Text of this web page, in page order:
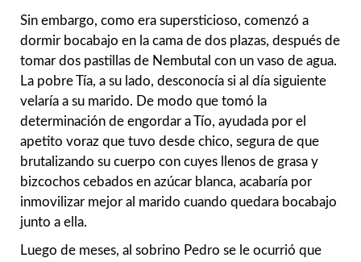
Sin embargo, como era supersticioso, comenzó a
dormir bocabajo en la cama de dos plazas, después de
tomar dos pastillas de Nembutal con un vaso de agua.
La pobre Tía, a su lado, desconocía si al día siguiente
velaría a su marido. De modo que tomó la
determinación de engordar a Tío, ayudada por el
apetito voraz que tuvo desde chico, segura de que
brutalizando su cuerpo con cuyes llenos de grasa y
bizcochos cebados en azúcar blanca, acabaría por
inmovilizar mejor al marido cuando quedara bocabajo
junto a ella.
Luego de meses, al sobrino Pedro se le ocurrió que